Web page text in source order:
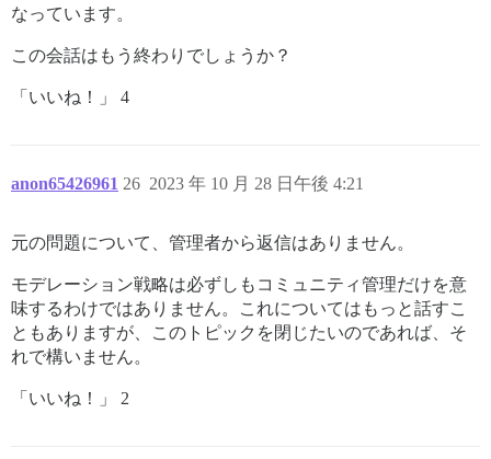
なっています。
この会話はもう終わりでしょうか？
「いいね！」 4
anon65426961 2023 年 10 月 28 日午後 4:21
26
元の問題について、管理者から返信はありません。
モデレーション戦略は必ずしもコミュニティ管理だけを意
味するわけではありません。これについてはもっと話すこ
ともありますが、このトピックを閉じたいのであれば、そ
れで構いません。
「いいね！」 2